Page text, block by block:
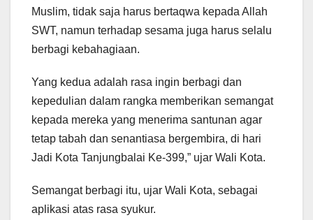
Muslim, tidak saja harus bertaqwa kepada Allah
SWT, namun terhadap sesama juga harus selalu
berbagi kebahagiaan.
Yang kedua adalah rasa ingin berbagi dan
kepedulian dalam rangka memberikan semangat
kepada mereka yang menerima santunan agar
tetap tabah dan senantiasa bergembira, di hari
Jadi Kota Tanjungbalai Ke-399,” ujar Wali Kota.
Semangat berbagi itu, ujar Wali Kota, sebagai
aplikasi atas rasa syukur.